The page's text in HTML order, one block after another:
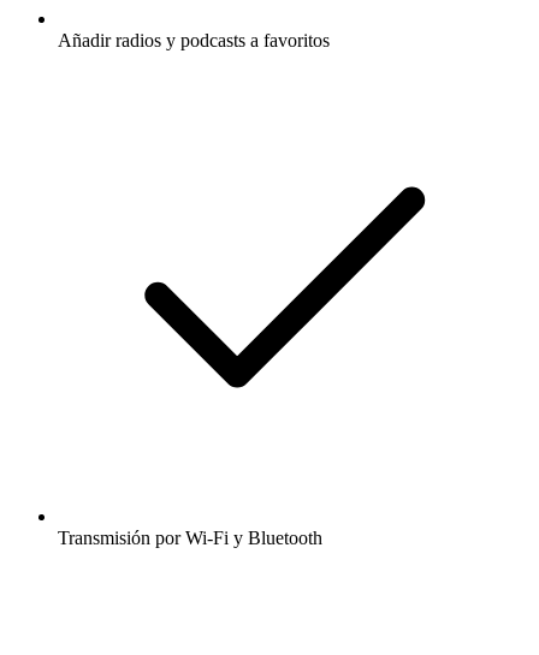
Añadir radios y podcasts a favoritos
Transmisión por Wi-Fi y Bluetooth